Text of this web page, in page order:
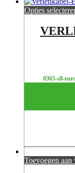
Opties
8365-sll-
Toevoegen